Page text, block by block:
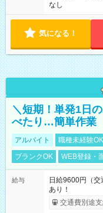
なし
気になる！
＼短期！単発1日
べたり…簡単作業
アルバイト 職種未経験OK
ブランクOK
WEB登録・
給与
日給9600円（
あり！
交通費別途支